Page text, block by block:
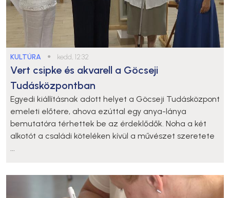
KULTÚRA ● kedd, 12:32
Vert csipke és akvarell a Göcseji
Tudásközpontban
Egyedi kiállításnak adott helyet a Göcseji Tudásközpont
emeleti előtere, ahova ezúttal egy anya-lánya
bemutatóra térhettek be az érdeklődők. Noha a két
alkotót a családi köteléken kívül a művészet szeretete
...